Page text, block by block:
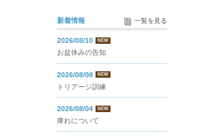
新着情報 一覧を見る
2026/08/10 NEW
お盆休みの告知
2026/08/08 NEW
トリアージ訓練
2026/08/04 NEW
痺れについて